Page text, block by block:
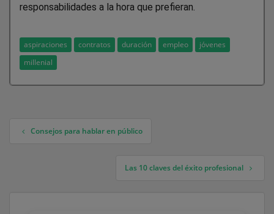
responsabilidades a la hora que prefieran.
aspiraciones contratos duración empleo
jóvenes
millenial
Navegación de entradas
Consejos para hablar en público
Las 10 claves del éxito profesional